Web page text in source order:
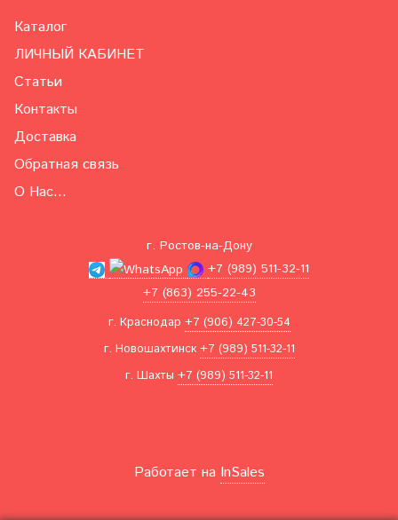
Каталог
ЛИЧНЫЙ КАБИНЕТ
Статьи
Контакты
Доставка
Обратная связь
О Нас...
г. Ростов-на-Дону
+7 (989) 511-32-11
+7 (863) 255-22-43
г. Краснодар +7 (906) 427-30-54
г. Новошахтинск +7 (989) 511-32-11
г. Шахты +7 (989) 511-32-11
Работает на InSales